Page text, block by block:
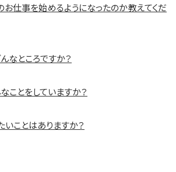
お仕事を始めるようになったのか教えてくだ
なところですか？
ことをしていますか？
いことはありますか？